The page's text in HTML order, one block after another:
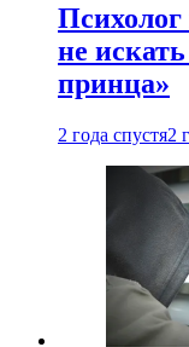
не
принца»
2 года спустя2